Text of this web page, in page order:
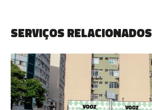
Serviços relacionados